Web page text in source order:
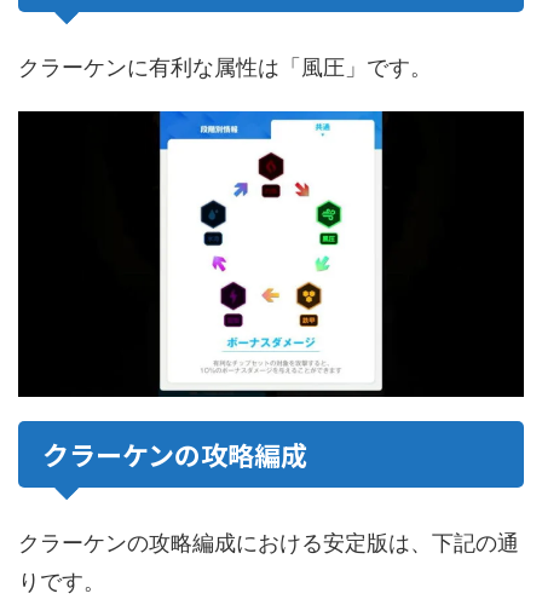
クラーケンに有利な属性は「風圧」です。
クラーケンの攻略編成
クラーケンの攻略編成における安定版は、下記の通
りです。